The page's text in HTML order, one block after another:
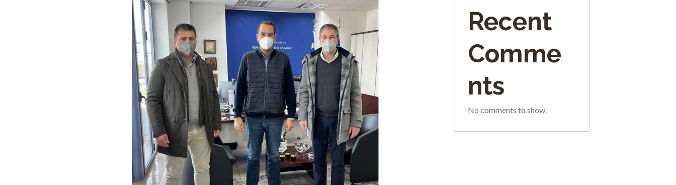
Recent
Comme
nts
No comments to show.